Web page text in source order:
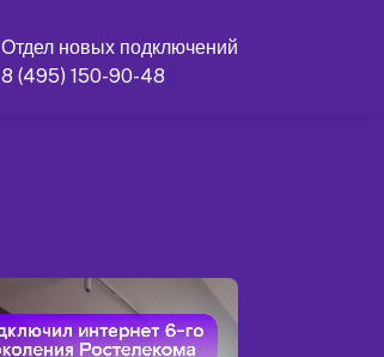
Отдел новых подключений
8 (495) 150-90-48